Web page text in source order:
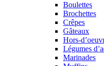
Boulettes
Brochettes
Crêpes
Gâteaux
Hors-
Légumes
Marinades